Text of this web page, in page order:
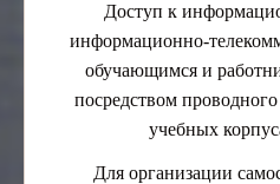
Доступ к
информационно-
обучающимся и
посредством
учебных
Для организации